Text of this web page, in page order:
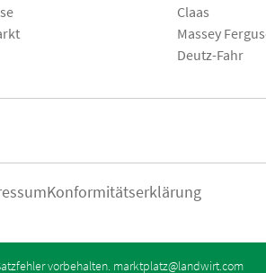
Claas
Massey
Deutz-Fahr
Konformitätserklärung
vorbehalten. marktplatz@landwirt.com